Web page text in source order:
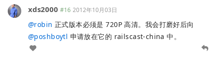
xds2000 #16 2012年10月03日
@robin 正式版本必须是 720P 高清。我会打磨好后向
@poshboytl 申请放在它的 railscast-china 中。